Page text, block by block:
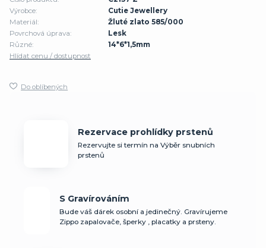
Výrobce:
Cutie Jewellery
Materiál:
Žluté zlato 585/000
Povrchová úprava:
Lesk
Různé:
14*6*1,5mm
Hlídat cenu / dostupnost
Do oblíbených
Rezervace prohlídky prstenů
Rezervujte si termín na Výběr snubních
prstenů
S Gravírováním
Bude váš dárek osobní a jedinečný. Gravírujeme
Zippo zapalovače, šperky , placatky a prsteny.